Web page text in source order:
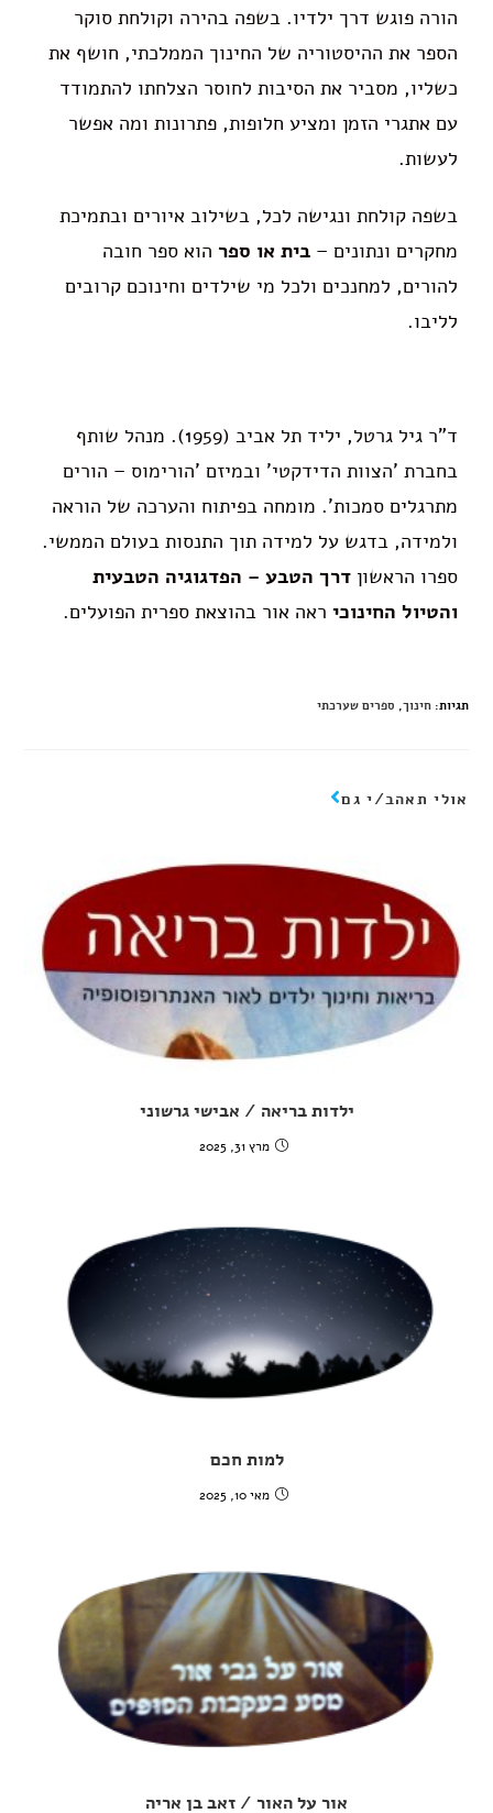
הורה פוגש דרך ילדיו. בשפה בהירה וקולחת סוקר
הספר את ההיסטוריה של החינוך הממלכתי, חושף את
כשליו, מסביר את הסיבות לחוסר הצלחתו להתמודד
עם אתגרי הזמן ומציע חלופות, פתרונות ומה אפשר
לעשות.
בשפה קולחת ונגישה לכל, בשילוב איורים ובתמיכת
מחקרים ונתונים –בית או ספר הוא ספר חובה
להורים, למחנכים ולכל מי שילדים וחינוכם קרובים
לליבו.
ד"ר גיל גרטל, יליד תל אביב (1959). מנהל שותף
בחברת 'הצוות הדידקטי' ובמיזם 'הורימוס – הורים
מתרגלים סמכות'. מומחה בפיתוח והערכה של הוראה
ולמידה, בדגש על למידה תוך התנסות בעולם הממשי.
ספרו הראשוןדרך הטבע – הפדגוגיה הטבעית
והטיול החינוכי ראה אור בהוצאת ספרית הפועלים.
תגיות:חינוך, ספרים שערכתי
אולי תאהב/י גם
ילדות בריאה / אבישי גרשוני
מרץ 31, 2025
למות חכם
מאי 10, 2025
אור על האור / זאב בן אריה